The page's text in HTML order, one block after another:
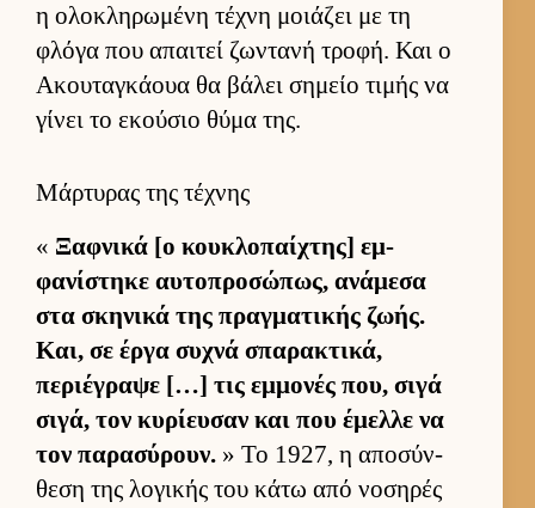
η ολοκληρωμένη τέχνη μοιάζει με τη
φλόγα που απαι­τεί ζωντανή τροφή. Και ο
Ακου­ταγκάουα θα βάλει σημείο τιμής να
γίνει το εκού­σιο θύμα της.
Μάρτυρας της τέχνης
« Ξαφ­νικά [ο κου­κλοπαί­χτης] εμ­
φανίστηκε αυ­τοπροσώπως, ανάμεσα
στα σκηνικά της πραγ­ματικής ζωής.
Και, σε έργα συχνά σπαρακτικά,
περιέγραψε […] τις εμ­μονές που, σιγά
σιγά, τον κυρίευ­σαν και που έμελλε να
τον παρασύρουν. » Το 1927, η αποσύν­
θεση της λογικής του κάτω από νοσηρές